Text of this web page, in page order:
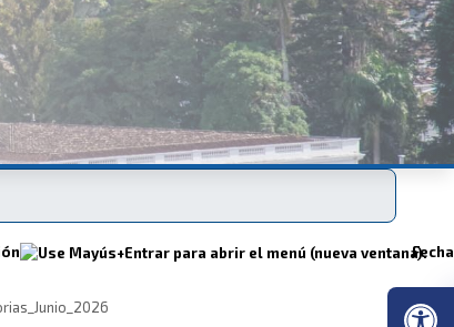
Fecha
18/